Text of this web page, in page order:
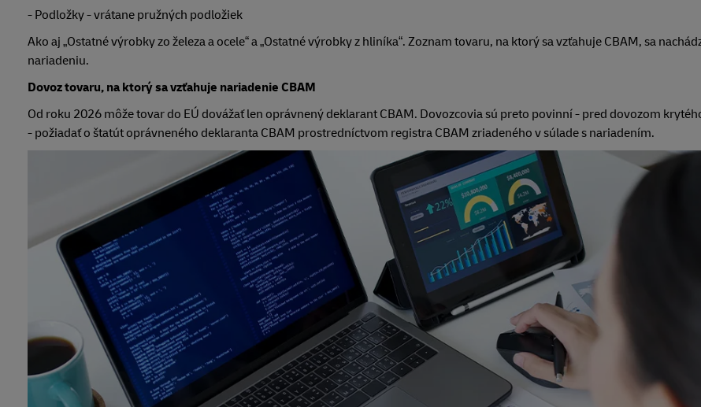
- Podložky - vrátane pružných podložiek
Ako aj „Ostatné výrobky zo železa a ocele“ a „Ostatné výrobky z hliníka“. Zoznam tovaru, na ktorý sa vzťahuje CBAM, sa
nariadeniu.
Dovoz tovaru, na ktorý sa vzťahuje nariadenie CBAM
Od roku 2026 môže tovar do EÚ dovážať len oprávnený deklarant CBAM. Dovozcovia sú preto povinní - pred dovozom
- požiadať o štatút oprávneného deklaranta CBAM prostredníctvom registra CBAM zriadeného v súlade s nariadením.